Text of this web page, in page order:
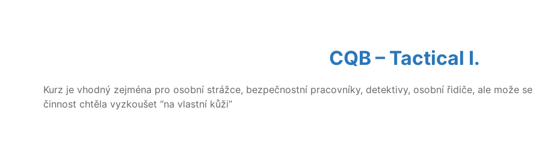
CQB – Tactical I.
Kurz je vhodný zejména pro osobní strážce, bezpečnostní pracovníky, detektivy, osobní řidiče, ale može
činnost chtěla vyzkoušet “na vlastní kůži”